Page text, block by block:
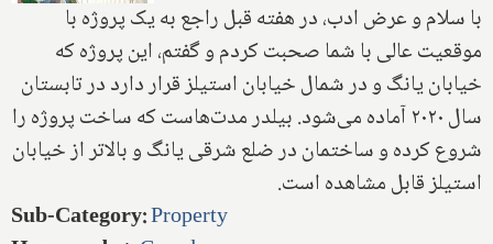
با سلام و عرض ادب، در هفته قبل راجع به یک پروژه با
موقعیت عالی با شما صحبت کردم و گفتم، این پروژه که
خیابان یانگ و در شمال خیابان استیلز قرار دارد در تابستان
سال ۲۰۲۰ آماده می‌شود. بیلدر مدت‌هاست که ساخت پروژه را
شروع کرده و ساختمان در ضلع شرقی یانگ و بالاتر از خیابان
استیلز قابل مشاهده است.
Sub-Category:Property